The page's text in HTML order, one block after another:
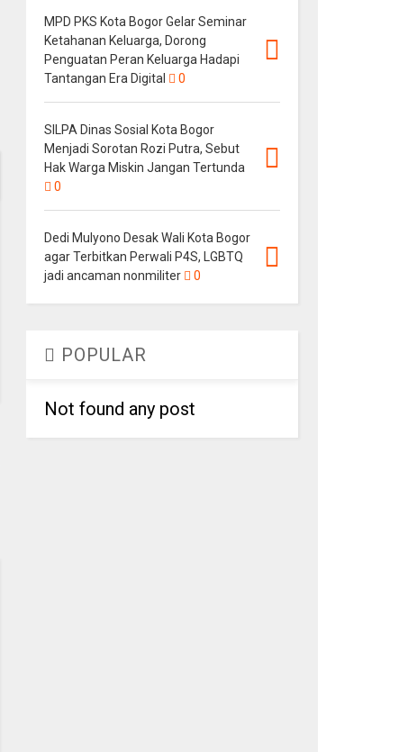
MPD PKS Kota Bogor Gelar Seminar
Ketahanan Keluarga, Dorong
Penguatan Peran Keluarga Hadapi
Tantangan Era Digital
0
SILPA Dinas Sosial Kota Bogor
Menjadi Sorotan Rozi Putra, Sebut
Hak Warga Miskin Jangan Tertunda
0
Dedi Mulyono Desak Wali Kota Bogor
agar Terbitkan Perwali P4S, LGBTQ
jadi ancaman nonmiliter
0
POPULAR
Not found any post